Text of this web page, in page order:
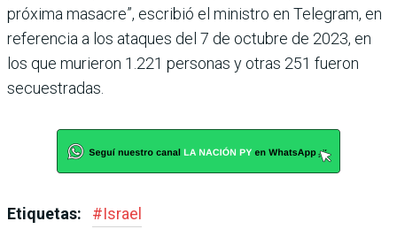
próxima masacre”, escribió el ministro en Telegram, en
referencia a los ataques del 7 de octubre de 2023, en
los que murieron 1.221 personas y otras 251 fueron
secuestradas.
Etiquetas: #Israel